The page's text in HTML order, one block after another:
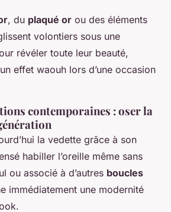
, du plaqué or ou des éléments
volontiers sous une
révéler toute leur beauté,
effet waouh lors d’une occasion
contemporaines : oser la
la vedette grâce à son
habiller l’oreille même sans
ou associé à d’autres boucles
immédiatement une modernité